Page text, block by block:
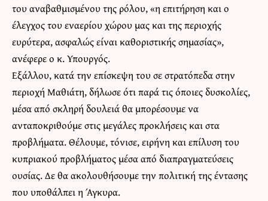
του αναβαθμισμένου της ρόλου, «η επιτήρηση και ο
έλεγχος του εναερίου χώρου μας και της περιοχής
ευρύτερα, ασφαλώς είναι καθοριστικής σημασίας»,
ανέφερε ο κ. Υπουργός.
Εξάλλου, κατά την επίσκεψη του σε στρατόπεδα στην
περιοχή Μαθιάτη, δήλωσε ότι παρά τις όποιες δυσκολίες,
μέσα από σκληρή δουλειά θα μπορέσουμε να
ανταποκριθούμε στις μεγάλες προκλήσεις και στα
προβλήματα. Θέλουμε, τόνισε, ειρήνη και επίλυση του
κυπριακού προβλήματος μέσα από διαπραγματεύσεις
ουσίας. Δε θα ακολουθήσουμε την πολιτική της έντασης
που υποθάλπει η Άγκυρα.